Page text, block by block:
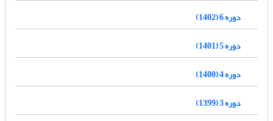
دوره 6 (1402)
دوره 5 (1401)
دوره 4 (1400)
دوره 3 (1399)